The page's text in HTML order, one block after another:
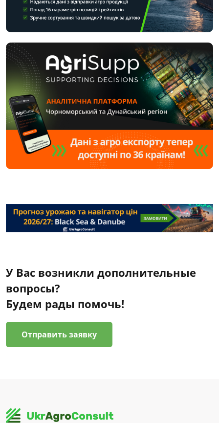
У Вас возникли дополнительные
вопросы?
Будем рады помочь!
Отправить заявку